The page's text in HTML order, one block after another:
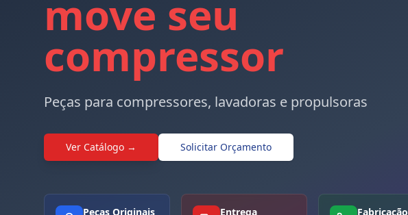
move seu
compressor
Peças para compressores, lavadoras e propulsoras
Ver Catálogo → Solicitar Orçamento
Peças Originais
Entrega
Fabricação